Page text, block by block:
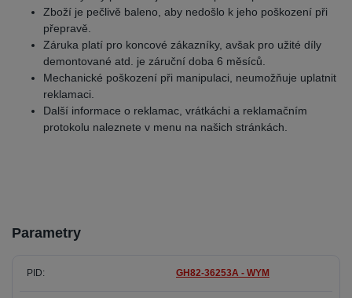
Zboží je pečlivě baleno, aby nedošlo k jeho poškození při
přepravě.
Záruka platí pro koncové zákazníky, avšak pro užité díly
demontované atd. je záruční doba 6 měsíců.
Mechanické poškození při manipulaci, neumožňuje uplatnit
reklamaci.
Další informace o reklamac, vrátkáchi a reklamačním
protokolu naleznete v menu na našich stránkách.
Parametry
PID GH82-36253A - WYM